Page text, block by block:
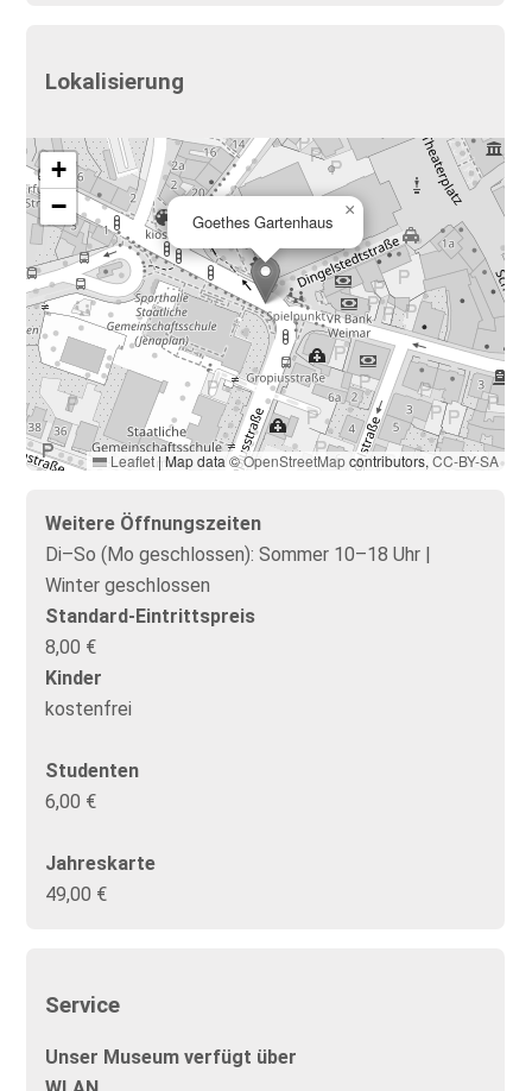
Lokalisierung
Goethes Gartenhaus
×
+
−
Leaflet |Map data ©OpenStreetMapcontributors,CC-BY-SA
Weitere Öffnungszeiten
Di–So (Mo geschlossen): Sommer 10–18 Uhr |
Winter geschlossen
Standard-Eintrittspreis
8,00 €
Kinder
kostenfrei
Studenten
6,00 €
Jahreskarte
49,00 €
Service
Unser Museum verfügt über